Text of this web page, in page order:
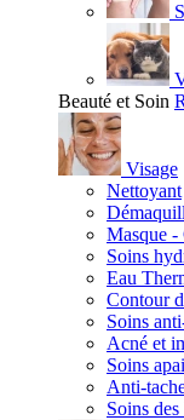
Beauté et Soin
Visage
Nettoyant
Masque -
Soins
Eau
Contour
Soins
Acné et
Soins
Anti-
Soins